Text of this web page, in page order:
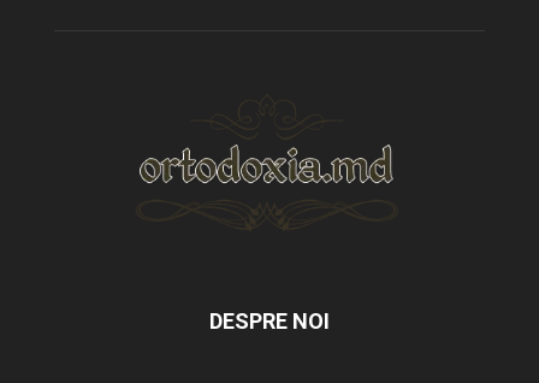
DESPRE NOI